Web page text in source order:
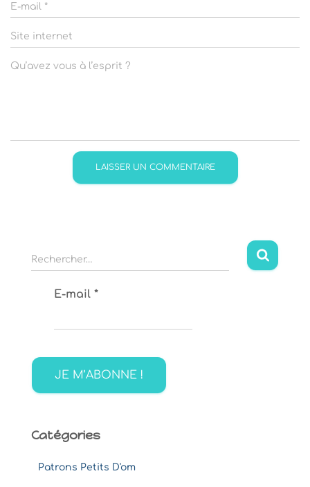
E-mail *
Site internet
Qu’avez vous à l’esprit ?
R
e
h
r
Rechercher…
E-mail *
Catégories
Patrons Petits D'om